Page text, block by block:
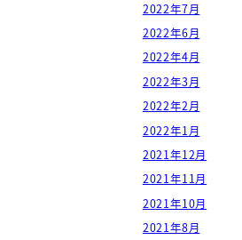
2022年7月
2022年6月
2022年4月
2022年3月
2022年2月
2022年1月
2021年12月
2021年11月
2021年10月
2021年8月